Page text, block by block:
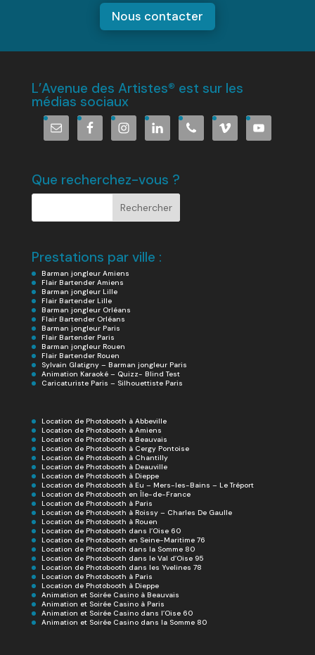
Nous contacter
L’Avenue des Artistes® est sur les
médias sociaux
Que recherchez-vous ?
Prestations par ville :
Barman jongleur Amiens
Flair Bartender Amiens
Barman jongleur Lille
Flair Bartender Lille
Barman jongleur Orléans
Flair Bartender Orléans
Barman jongleur Paris
Flair Bartender Paris
Barman jongleur Rouen
Flair Bartender Rouen
Sylvain Glatigny – Barman jongleur Paris
Animation Karaoké – Quizz- Blind Test
Caricaturiste Paris – Silhouettiste Paris
Location de Photobooth à Abbeville
Location de Photobooth à Amiens
Location de Photobooth à Beauvais
Location de Photobooth à Cergy Pontoise
Location de Photobooth à Chantilly
Location de Photobooth à Deauville
Location de Photobooth à Dieppe
Location de Photobooth à Eu – Mers-les-Bains – Le Tréport
Location de Photobooth en Île-de-France
Location de Photobooth à Paris
Location de Photobooth à Roissy – Charles De Gaulle
Location de Photobooth à Rouen
Location de Photobooth dans l’Oise 60
Location de Photobooth en Seine-Maritime 76
Location de Photobooth dans la Somme 80
Location de Photobooth dans le Val d’Oise 95
Location de Photobooth dans les Yvelines 78
Location de Photobooth à Paris
Location de Photobooth à Dieppe
Animation et Soirée Casino à Beauvais
Animation et Soirée Casino à Paris
Animation et Soirée Casino dans l’Oise 60
Animation et Soirée Casino dans la Somme 80